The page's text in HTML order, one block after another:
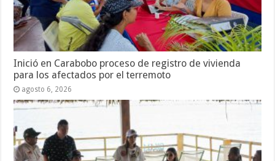
Inició en Carabobo proceso de registro de vivienda
para los afectados por el terremoto
agosto 6, 2026